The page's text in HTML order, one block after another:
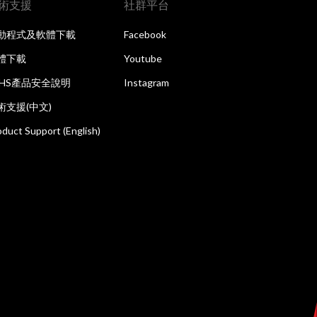
支援
程式及軟體下載
下載
產品安全說明
支援(中文)
Support (English)
社群平台
Facebook
Youtube
Instagram